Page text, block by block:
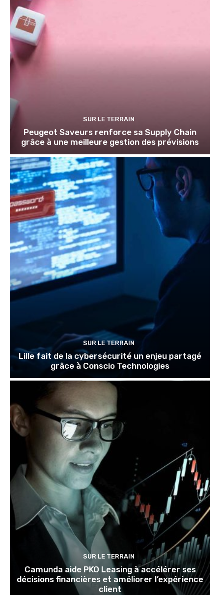
SUR LE TERRAIN
Peugeot Saveurs renforce sa Supply Chain
grâce à une meilleure gestion des prévisions
SUR LE TERRAIN
Lille fait de la cybersécurité un enjeu partagé
grâce à Conscio Technologies
SUR LE TERRAIN
Camunda aide PKO Leasing à accélérer ses
décisions financières et améliorer l’expérience
client